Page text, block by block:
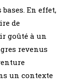
En effet,
de
goûté à un
revenus
un contexte